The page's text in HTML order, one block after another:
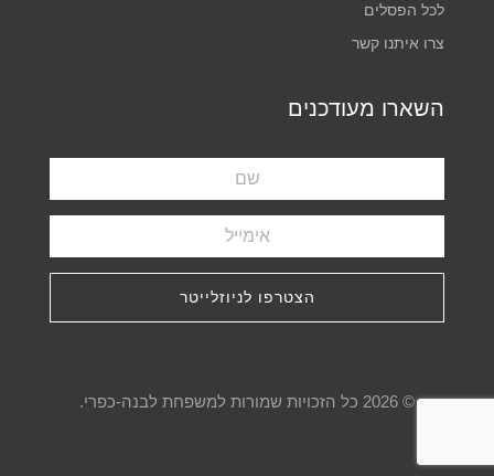
לכל הפסלים
צרו איתנו קשר
השארו מעודכנים
הצטרפו לניוזלייטר
© 2026 כל הזכויות שמורות למשפחת לבנה-כפרי.